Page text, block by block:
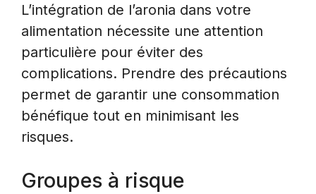
L’intégration de l’aronia dans votre
alimentation nécessite une attention
particulière pour éviter des
complications. Prendre des précautions
permet de garantir une consommation
bénéfique tout en minimisant les
risques.
Groupes à risque